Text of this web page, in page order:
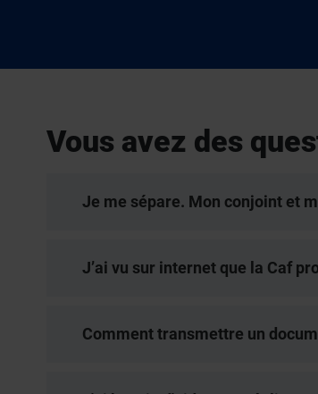
Vous avez des
Je me sépare. Mon conjoint et
J’ai vu sur internet que la Caf
Comment transmettre un